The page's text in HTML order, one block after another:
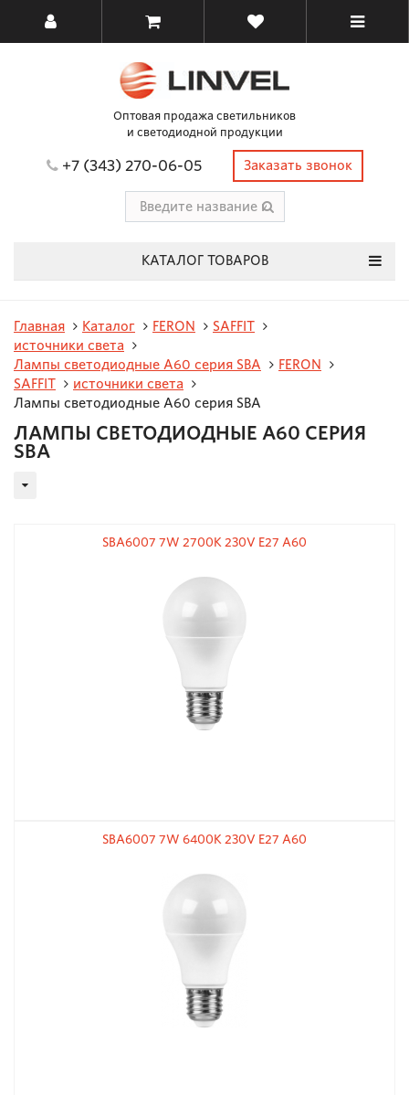
Оптовая продажа светильников
и светодиодной продукции
+7 (343) 270-06-05 Заказать звонок
КАТАЛОГ ТОВАРОВ
Главная Каталог FERON
SAFFIT
источники света
Лампы светодиодные A60 серия SBA
FERON
SAFFIT
источники света
Лампы светодиодные A60 серия SBA
ЛАМПЫ СВЕТОДИОДНЫЕ A60 СЕРИЯ
SBA
SBA6007 7W 2700K 230V E27 A60
SBA6007 7W 6400K 230V E27 A60